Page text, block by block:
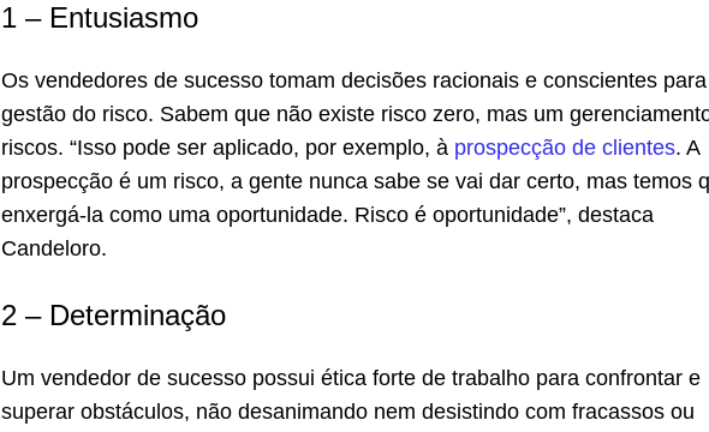
1 – Entusiasmo
Os vendedores de sucesso tomam decisões racionais e conscientes
gestão do risco. Sabem que não existe risco zero, mas um
riscos. “Isso pode ser aplicado, por exemplo, à prospecção de clientes. A
prospecção é um risco, a gente nunca sabe se vai dar certo, mas temos
enxergá-la como uma oportunidade. Risco é oportunidade”, destaca
Candeloro.
2 – Determinação
Um vendedor de sucesso possui ética forte de trabalho para confrontar e
superar obstáculos, não desanimando nem desistindo com fracassos ou